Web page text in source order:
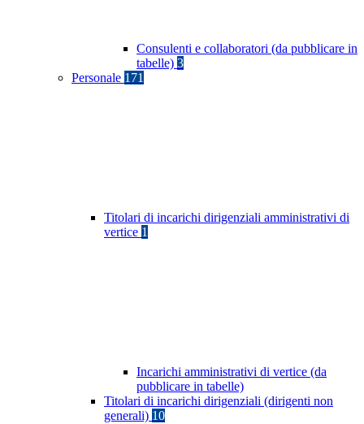
Consulenti e collaboratori (da pubblicare in
tabelle) 3
Personale 171
Titolari di incarichi dirigenziali amministrativi di
vertice 1
Incarichi amministrativi di vertice (da
pubblicare in tabelle)
Titolari di incarichi dirigenziali (dirigenti non
generali) 10